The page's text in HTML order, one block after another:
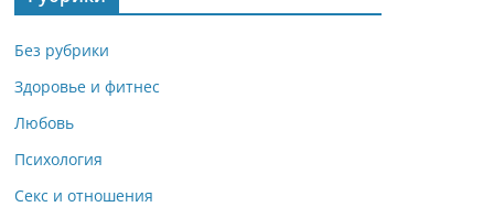
Без рубрики
Здоровье и фитнес
Любовь
Психология
Секс и отношения